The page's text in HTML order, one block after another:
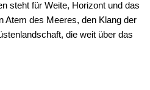
steht für Weite, Horizont und das
Atem des Meeres, den Klang der
die weit über das